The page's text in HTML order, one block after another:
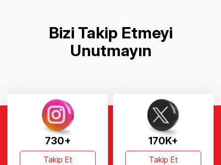
Bizi Takip Etmeyi
Unutmayın
730+
Takip Et
170K+
Takip Et